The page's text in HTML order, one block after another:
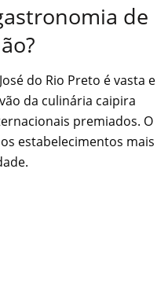
de
do Rio Preto é vasta e
da culinária caipira
premiados. O
estabelecimentos mais